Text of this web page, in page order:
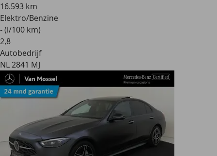
16.593 km
Elektro/Benzine
- (l/100 km)
2,8
Autobedrijf
NL 2841 MJ